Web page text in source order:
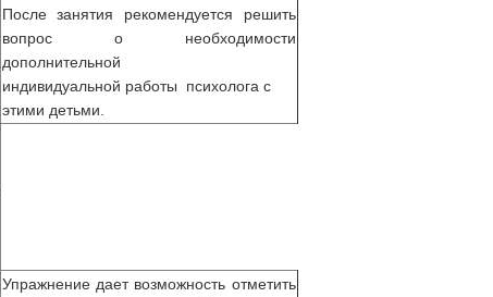
После занятия рекомендуется решить
вопрос о необходимости
дополнительной
индивидуальной работы психолога с
этими детьми.
Упражнение дает возможность отметить